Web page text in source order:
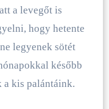
a levegőt is
hogy hetente
legyenek sötét
később
a kis palántáink.